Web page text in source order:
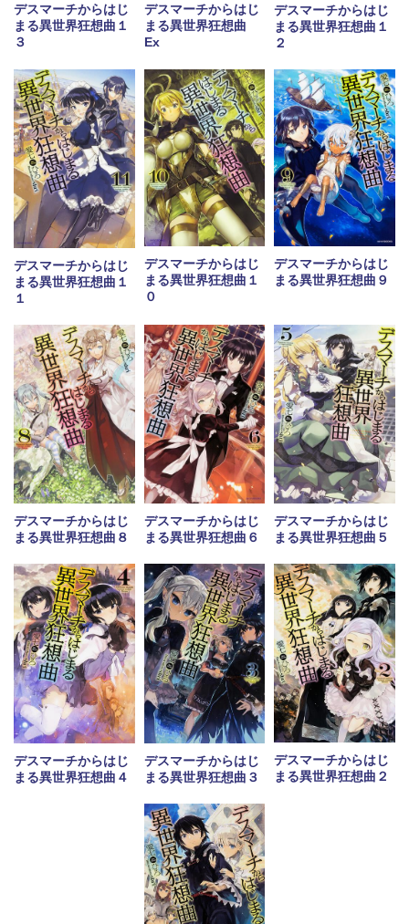
デスマーチからはじ
まる異世界狂想曲１
３
デスマーチからはじ
まる異世界狂想曲
Ex
デスマーチからはじ
まる異世界狂想曲１
２
デスマーチからはじ
まる異世界狂想曲１
１
デスマーチからはじ
まる異世界狂想曲１
０
デスマーチからはじ
まる異世界狂想曲９
デスマーチからはじ
まる異世界狂想曲８
デスマーチからはじ
まる異世界狂想曲６
デスマーチからはじ
まる異世界狂想曲５
デスマーチからはじ
まる異世界狂想曲４
デスマーチからはじ
まる異世界狂想曲３
デスマーチからはじ
まる異世界狂想曲２